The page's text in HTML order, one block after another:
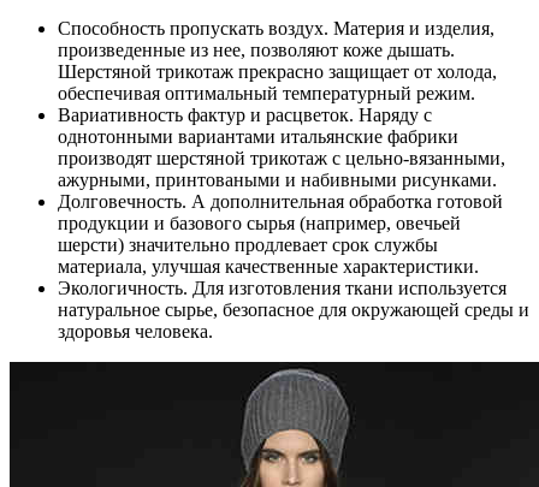
Способность пропускать воздух. Материя и изделия,
произведенные из нее, позволяют коже дышать.
Шерстяной трикотаж прекрасно защищает от холода,
обеспечивая оптимальный температурный режим.
Вариативность фактур и расцветок. Наряду с
однотонными вариантами итальянские фабрики
производят шерстяной трикотаж с цельно-вязанными,
ажурными, принтоваными и набивными рисунками.
Долговечность. А дополнительная обработка готовой
продукции и базового сырья (например, овечьей
шерсти) значительно продлевает срок службы
материала, улучшая качественные характеристики.
Экологичность. Для изготовления ткани используется
натуральное сырье, безопасное для окружающей среды и
здоровья человека.